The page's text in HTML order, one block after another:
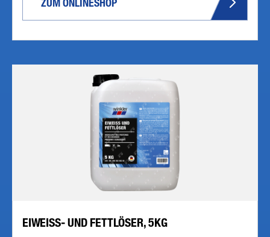
EIWEISS- UND FETTLÖSER, 5KG